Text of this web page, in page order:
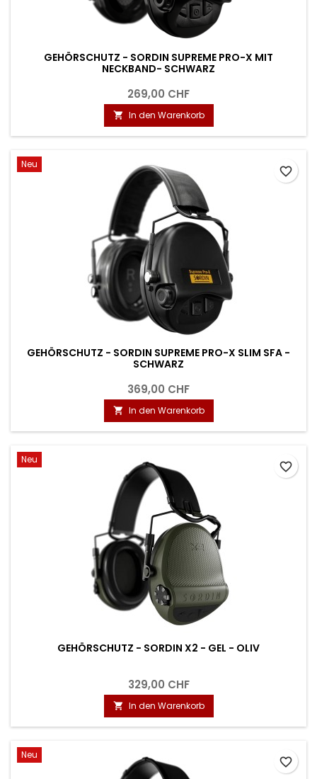
GEHÖRSCHUTZ - SORDIN SUPREME PRO-X MIT
NECKBAND- SCHWARZ
269,00 CHF
 In den Warenkorb
Neu
GEHÖRSCHUTZ - SORDIN SUPREME PRO-X SLIM SFA -
SCHWARZ
369,00 CHF
 In den Warenkorb
favorite_border
Neu
GEHÖRSCHUTZ - SORDIN X2 - GEL - OLIV
329,00 CHF
 In den Warenkorb
favorite_border
Neu
favorite_border